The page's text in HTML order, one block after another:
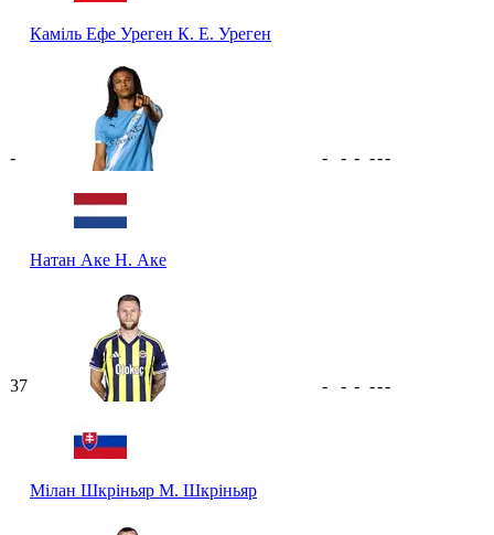
Каміль Ефе Уреген К. Е. Уреген
-
Натан Аке Н. Аке
- - - ---
37
Мілан Шкріньяр М. Шкріньяр
- - - ---